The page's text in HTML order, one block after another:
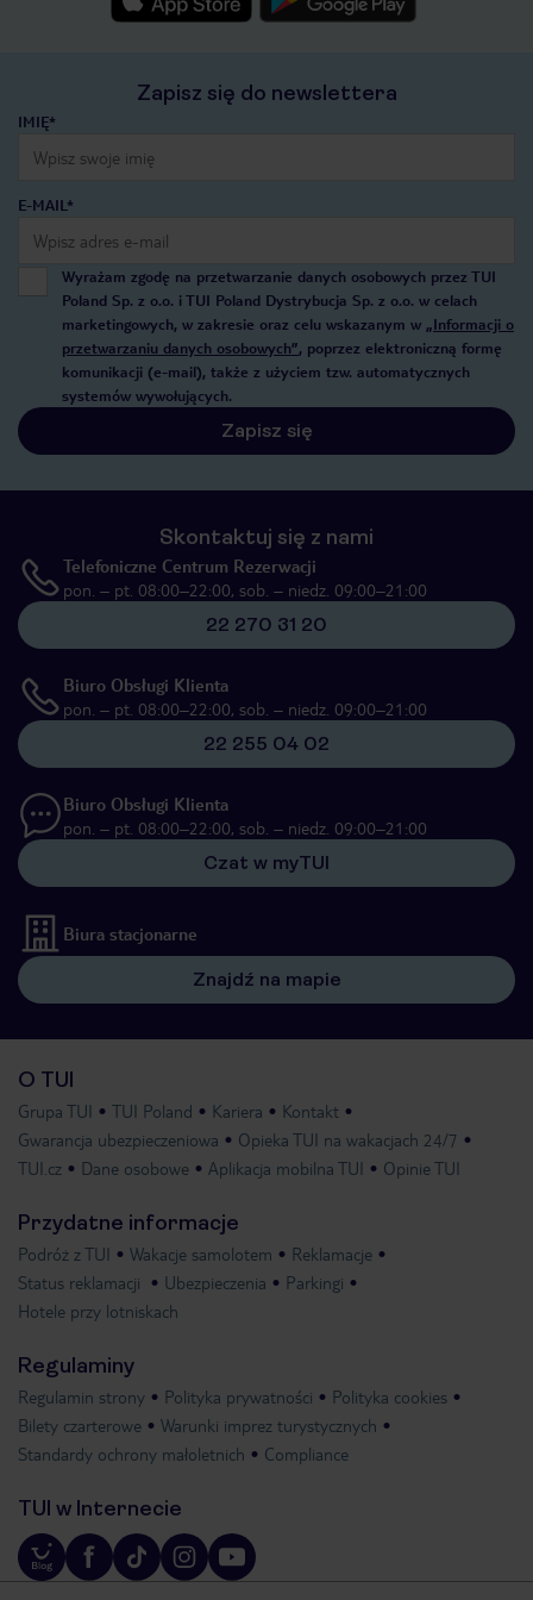
Zapisz się do newslettera
IMIĘ*
E-MAIL*
Wyrażam zgodę na przetwarzanie danych osobowych przez TUI
Poland Sp. z o.o. i TUI Poland Dystrybucja Sp. z o.o. w celach
marketingowych, w zakresie oraz celu wskazanym w „Informacji o
przetwarzaniu danych osobowych”, poprzez elektroniczną formę
komunikacji (e-mail), także z użyciem tzw. automatycznych
systemów wywołujących.
Zapisz się
Skontaktuj się z nami
Telefoniczne Centrum Rezerwacji
pon. – pt. 08:00–22:00, sob. – niedz. 09:00–21:00
22 270 31 20
Biuro Obsługi Klienta
pon. – pt. 08:00–22:00, sob. – niedz. 09:00–21:00
22 255 04 02
Biuro Obsługi Klienta
pon. – pt. 08:00–22:00, sob. – niedz. 09:00–21:00
Czat w myTUI
Biura stacjonarne
Znajdź na mapie
O TUI
Grupa TUI TUI Poland Kariera
Kontakt
Gwarancja ubezpieczeniowa
Opieka TUI na wakacjach 24/7
TUI.cz
Dane osobowe Aplikacja mobilna TUI Opinie TUI
Przydatne informacje
Podróż z TUI Wakacje samolotem
Reklamacje
Status reklamacji
Ubezpieczenia
Parkingi
Hotele przy lotniskach
Regulaminy
Regulamin strony Polityka prywatności
Polityka cookies
Bilety czarterowe
Warunki imprez turystycznych
Standardy ochrony małoletnich
Compliance
TUI w Internecie